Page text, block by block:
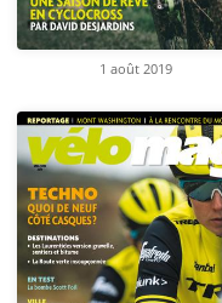
1 août 2019